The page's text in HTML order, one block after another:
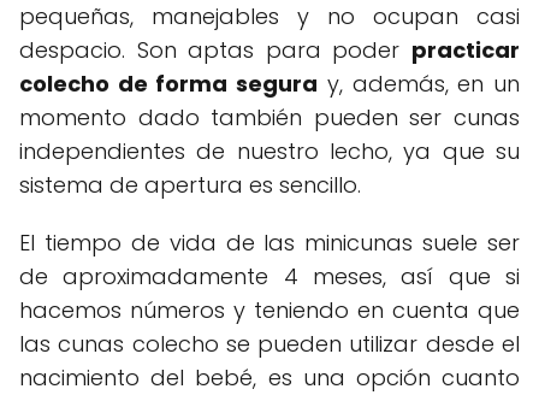
pequeñas, manejables y no ocupan casi
despacio. Son aptas para poder practicar
colecho de forma segura y, además, en un
momento dado también pueden ser cunas
independientes de nuestro lecho, ya que su
sistema de apertura es sencillo.
El tiempo de vida de las minicunas suele ser
de aproximadamente 4 meses, así que si
hacemos números y teniendo en cuenta que
las cunas colecho se pueden utilizar desde el
nacimiento del bebé, es una opción cuanto